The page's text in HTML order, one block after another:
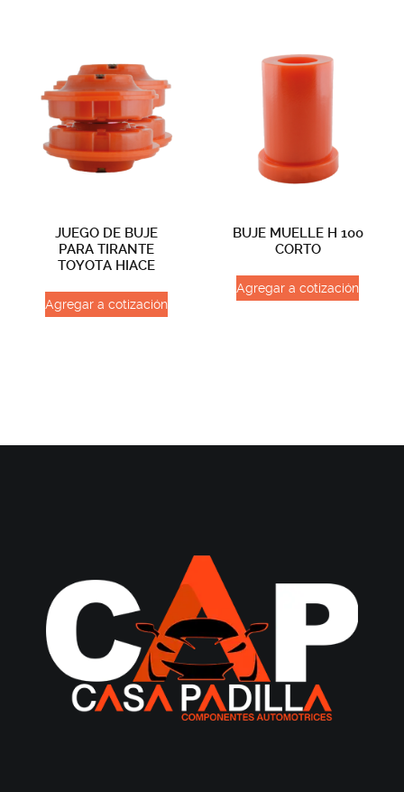
JUEGO DE BUJE
PARA TIRANTE
TOYOTA HIACE
Agregar a cotización
BUJE MUELLE H 100
CORTO
Agregar a cotización